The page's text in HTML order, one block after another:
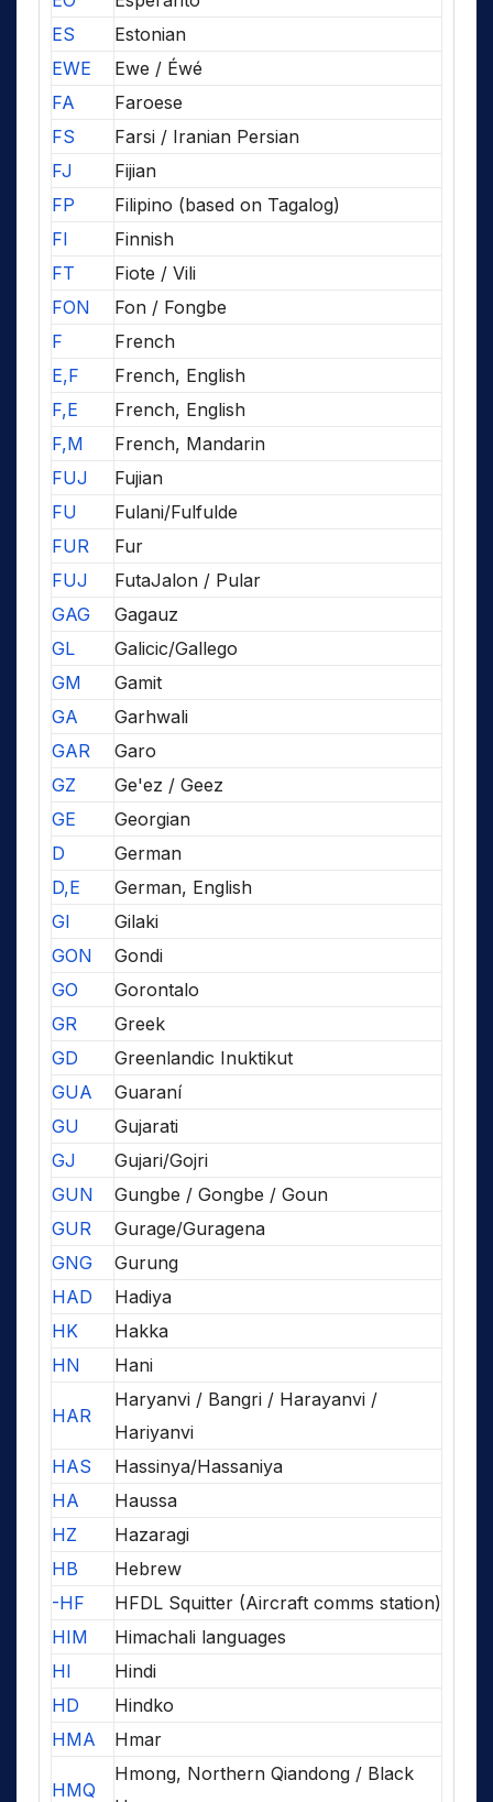
ES
Estonian
EWE
Ewe / Éwé
FA
Faroese
FS
Farsi / Iranian Persian
FJ
Fijian
FP
Filipino (based on Tagalog)
FI
Finnish
FT
Fiote / Vili
FON
Fon / Fongbe
F
French
E,F
French, English
F,E
French, English
F,M
French, Mandarin
FUJ
Fujian
FU
Fulani/Fulfulde
FUR
Fur
FUJ
FutaJalon / Pular
GAG
Gagauz
GL
Galicic/Gallego
GM
Gamit
GA
Garhwali
GAR
Garo
GZ
Ge'ez / Geez
GE
Georgian
D
German
D,E
German, English
GI
Gilaki
GON
Gondi
GO
Gorontalo
GR
Greek
GD
Greenlandic Inuktikut
GUA
Guaraní
GU
Gujarati
GJ
Gujari/Gojri
GUN
Gungbe / Gongbe / Goun
GUR
Gurage/Guragena
GNG
Gurung
HAD
Hadiya
HK
Hakka
HN
Hani
HAR
Haryanvi / Bangri / Harayanvi /
Hariyanvi
HAS
Hassinya/Hassaniya
HA
Haussa
HZ
Hazaragi
HB
Hebrew
-HF
HFDL Squitter (Aircraft comms station)
HIM
Himachali languages
HI
Hindi
HD
Hindko
HMA
Hmar
HMQ
Hmong, Northern Qiandong / Black